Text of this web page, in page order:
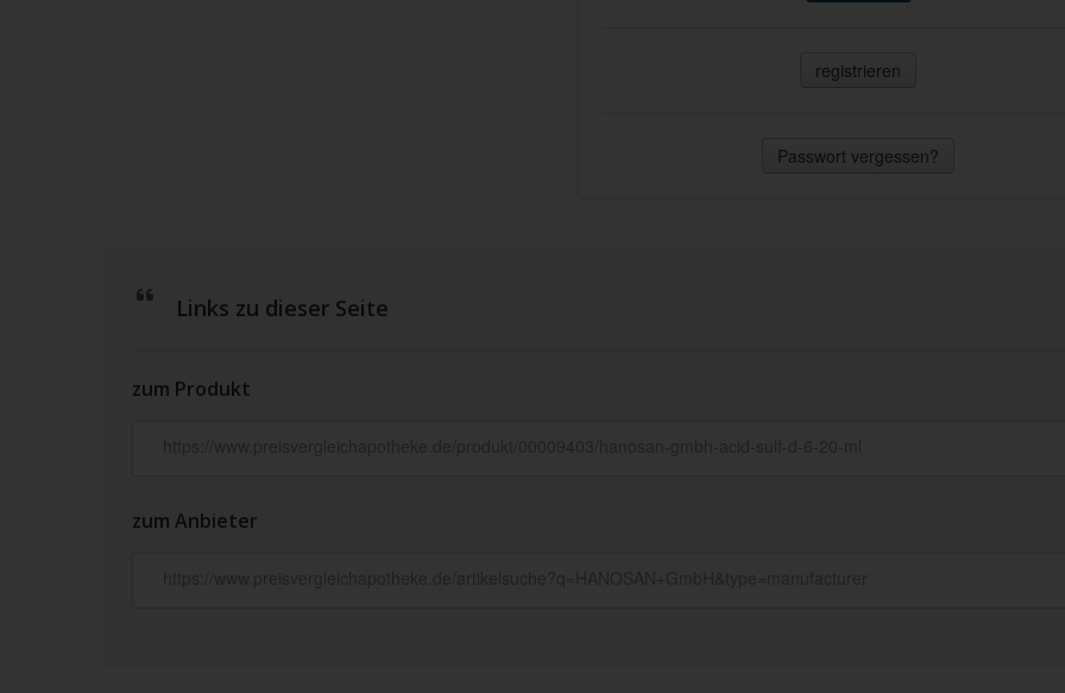
registrieren
Passwort vergessen?
Links zu dieser Seite
zum Produkt
zum Anbieter